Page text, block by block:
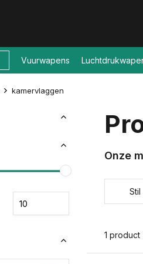
Vuurwapens
kamervlaggen
Onze
Stil
1 product